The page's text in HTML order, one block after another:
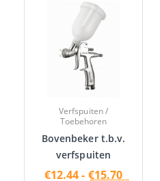
Verfspuiten /
Toebehoren
Bovenbeker t.b.v.
verfspuiten
€12.44 - €15.70
gekozen
op